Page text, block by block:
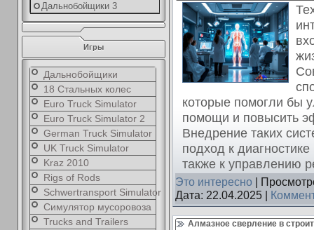
Дальнобойщики 3
Игры
Дальнобойщики
18 Стальных колес
Euro Truck Simulator
Euro Truck Simulator 2
German Truck Simulator
UK Truck Simulator
Kraz 2010
Rigs of Rods
Schwertransport Simulator
Симулятор мусоровоза
Trucks and Trailers
которые помогли бы
помощи и повысить
Внедрение таких
подход к
также к управлению
Это интересно|
Дата: 22.04.2025|
Алмазное сверление в